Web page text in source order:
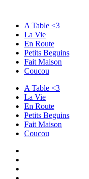
A Table <3
La Vie
En Route
Petits Beguins
Fait Maison
Coucou
A Table <3
La Vie
En Route
Petits Beguins
Fait Maison
Coucou